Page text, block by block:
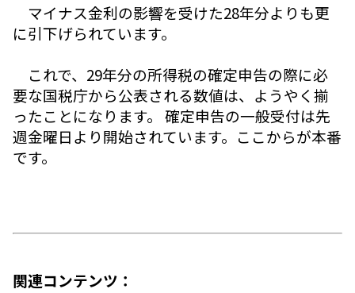
マイナス金利の影響を受けた28年分よりも更
に引下げられています。
これで、29年分の所得税の確定申告の際に必
要な国税庁から公表される数値は、ようやく揃
ったことになります。 確定申告の一般受付は先
週金曜日より開始されています。ここからが本番
です。
関連コンテンツ：